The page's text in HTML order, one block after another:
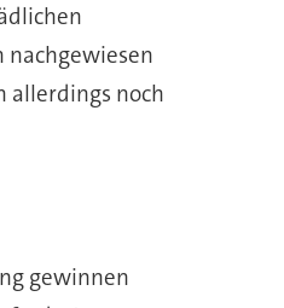
allerdings noch
gewinnen